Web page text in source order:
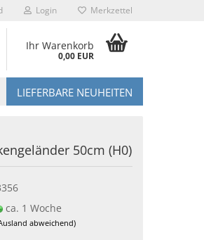
Login Merkzettel
Ihr Warenkorb
0,00 EUR
LIEFERBARE NEUHEITEN
50cm (H0)
ca. 1 Woche
abweichend)